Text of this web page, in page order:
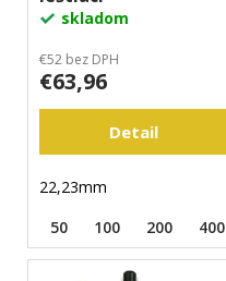
skladom
€52 bez DPH
€63,96
Detail
22,23mm
50
100 200 400
m